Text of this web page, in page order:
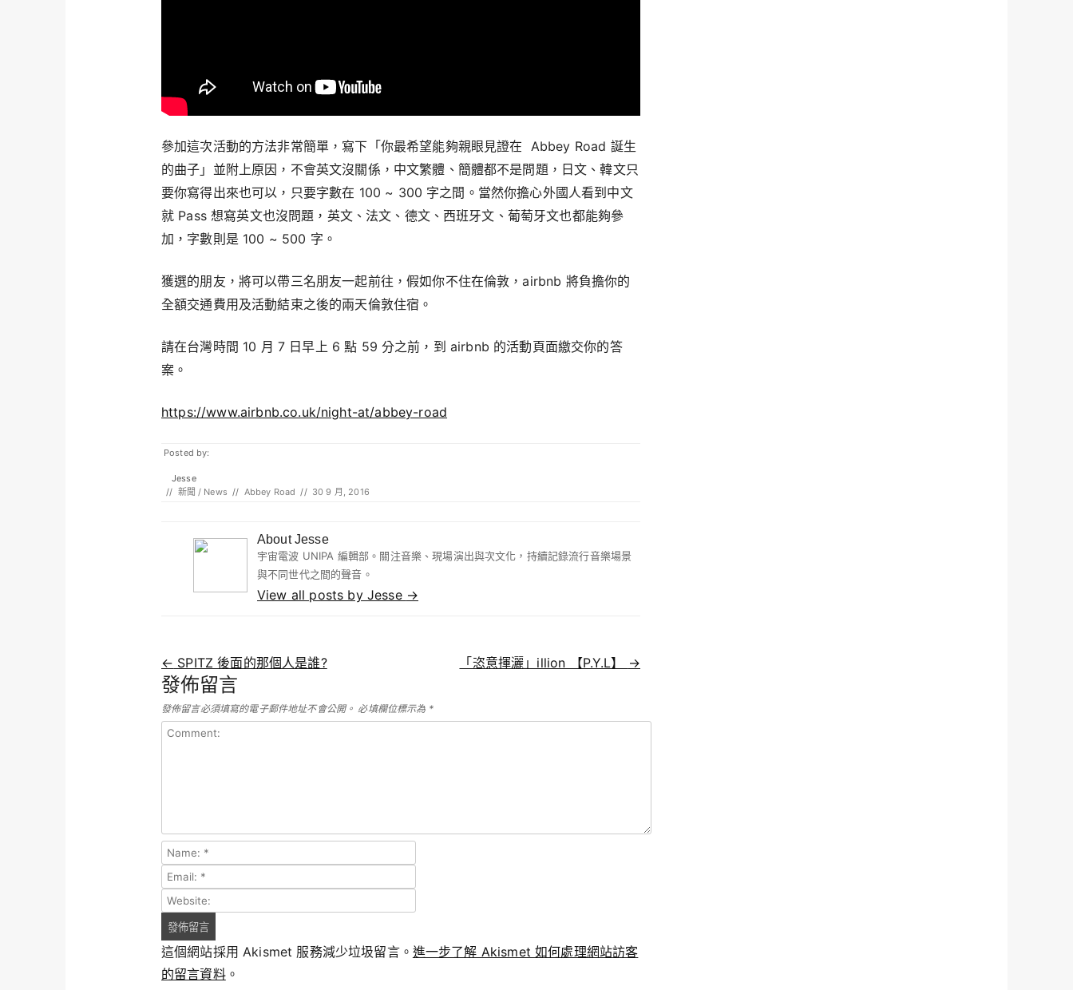
參加這次活動的方法非常簡單，寫下「你最希望能夠親眼見證在 Abbey Road 誕生
的曲子」並附上原因，不會英文沒關係，中文繁體、簡體都不是問題，日文、韓文只
要你寫得出來也可以，只要字數在 100 ~ 300 字之間。當然你擔心外國人看到中文
就 Pass 想寫英文也沒問題，英文、法文、德文、西班牙文、葡萄牙文也都能夠參
加，字數則是 100 ~ 500 字。
獲選的朋友，將可以帶三名朋友一起前往，假如你不住在倫敦，airbnb 將負擔你的
全額交通費用及活動結束之後的兩天倫敦住宿。
請在台灣時間 10 月 7 日早上 6 點 59 分之前，到 airbnb 的活動頁面繳交你的答
案。
https://www.airbnb.co.uk/night-at/abbey-road
Posted by:
Jesse
// 新聞 / News // Abbey Road // 30 9 月, 2016
About Jesse
宇宙電波 UNIPA 編輯部。關注音樂、現場演出與次文化，持續記錄流行音樂場景
與不同世代之間的聲音。
View all posts by Jesse →
Post navigation
← SPITZ 後面的那個人是誰? 「恣意揮灑」illion 【P.Y.L】 →
發佈留言
發佈留言必須填寫的電子郵件地址不會公開。 必填欄位標示為 *
這個網站採用 Akismet 服務減少垃圾留言。 進一步了解 Akismet 如何處理網站訪客
的留言資料。